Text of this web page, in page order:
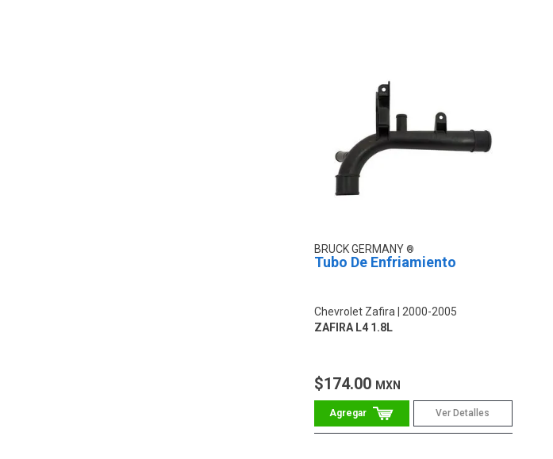
BRUCK GERMANY
Tubo De Enfriamiento
Chevrolet Zafira 2000-2005
ZAFIRA L4 1.8L
$174.00 MXN
Ver Detalles